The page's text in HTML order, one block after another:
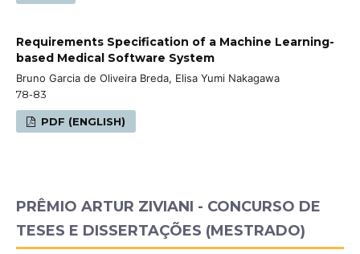
Requirements Specification of a Machine Learning-
based Medical Software System
Bruno Garcia de Oliveira Breda, Elisa Yumi Nakagawa
78-83
PDF (ENGLISH)
PRÊMIO ARTUR ZIVIANI - CONCURSO DE
TESES E DISSERTAÇÕES (MESTRADO)